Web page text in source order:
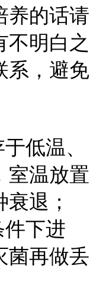
养的话请
不明白之
系，避免
低温、
室温放置
退；
下进
菌再做丢